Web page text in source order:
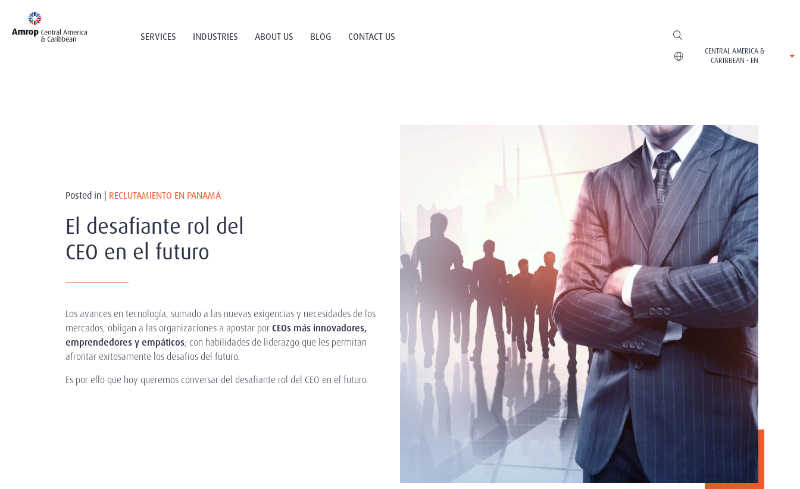
SERVICES INDUSTRIES ABOUT US BLOG CONTACT US
CENTRAL AMERICA &
CARIBBEAN - EN
Posted in | RECLUTAMIENTO EN PANAMÁ
El desafiante rol del
CEO en el futuro
Los avances en tecnología, sumado a las nuevas exigencias y necesidades de los
mercados, obligan a las organizaciones a apostar porCEOs más innovadores,
emprendedores y empáticos; con habilidades de liderazgo que les permitan
afrontar exitosamente los desafíos del futuro.
Es por ello que hoy queremos conversar del desafiante rol del CEO en el futuro.